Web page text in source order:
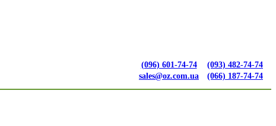
(096) 601-74-74
sales@oz.com.ua
(093) 482-74-74
(066) 187-74-74